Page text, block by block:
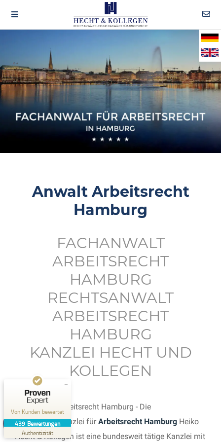
Anwalt Arbeitsrecht
Hamburg
FACHANWALT
ARBEITSRECHT
HAMBURG
RECHTSANWALT
ARBEITSRECHT
HAMBURG
KANZLEI HECHT UND
KOLLEGEN
Fachanwalt Arbeitsrecht Hamburg - Die
Fachanwaltskanzlei fürArbeitsrecht Hamburg Heiko
Hecht & Kollegen ist eine bundesweit tätige Kanzlei mit
Von Kunden bewertet
439 Bewertungen
Authentizität
Kundenbewertungen und Erfahrungen zu
100
%
ProvenExpert.com
4,92
/
5,00
42
397
Bewertungen von
anderen Quellen
Blick aufs ProvenExpert-Profil werfen
21.07.2026